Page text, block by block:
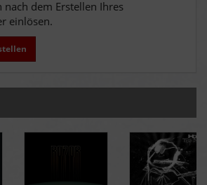
nach dem Erstellen Ihres
einlösen.